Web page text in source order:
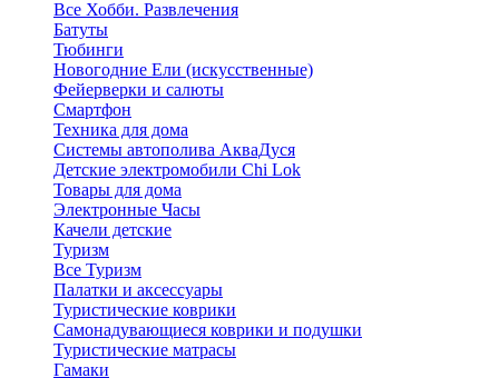
Все Хобби. Развлечения
Батуты
Тюбинги
Новогодние Ели (искусственные)
Фейерверки и салюты
Смартфон
Техника для дома
Системы автополива АкваДуся
Детские электромобили Chi Lok
Товары для дома
Электронные Часы
Качели детские
Туризм
Все Туризм
Палатки и аксессуары
Туристические коврики
Самонадувающиеся коврики и подушки
Туристические матрасы
Гамаки